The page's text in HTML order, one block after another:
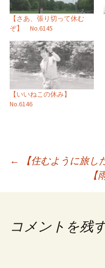
【さあ、張り切って休む
ぞ】 No.6145
【いいねこの休み】
No.6146
投
ビ
←
【住むように旅し
【
コメントを残